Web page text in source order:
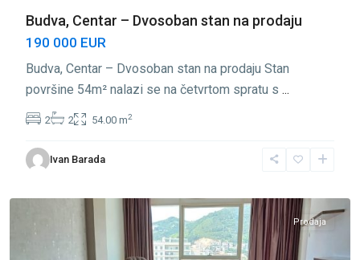
Budva, Centar – Dvosoban stan na prodaju
190 000 EUR
Budva, Centar – Dvosoban stan na prodaju Stan
površine 54m² nalazi se na četvrtom spratu s ...
2 2 54.00 m2
Ivan Barada
Centar
Budva,
Prodaja